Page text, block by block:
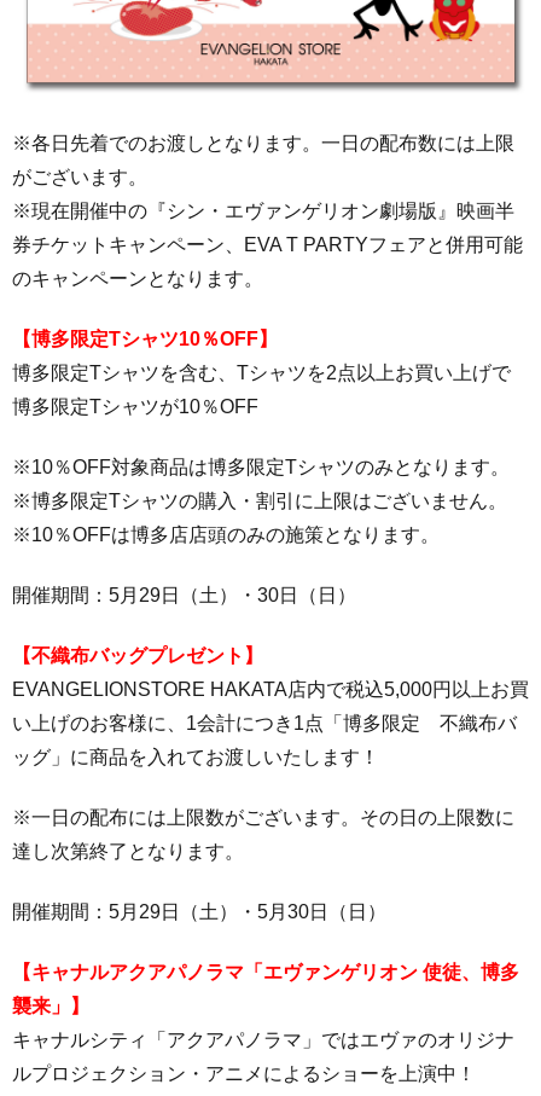
※各日先着でのお渡しとなります。一日の配布数には上限
がございます。
※現在開催中の『シン・エヴァンゲリオン劇場版』映画半
券チケットキャンペーン、EVA T PARTYフェアと併用可能
のキャンペーンとなります。
【博多限定Tシャツ10％OFF】
博多限定Tシャツを含む、Tシャツを2点以上お買い上げで
博多限定Tシャツが10％OFF
※10％OFF対象商品は博多限定Tシャツのみとなります。
※博多限定Tシャツの購入・割引に上限はございません。
※10％OFFは博多店店頭のみの施策となります。
開催期間：5月29日（土）・30日（日）
【不織布バッグプレゼント】
EVANGELIONSTORE HAKATA店内で税込5,000円以上お買
い上げのお客様に、1会計につき1点「博多限定 不織布バ
ッグ」に商品を入れてお渡しいたします！
※一日の配布には上限数がございます。その日の上限数に
達し次第終了となります。
開催期間： 5月29日（土）・ 5月30日（日）
【キャナルアクアパノラマ「エヴァンゲリオン 使徒、博多
襲来」】
キャナルシティ「アクアパノラマ」ではエヴァのオリジナ
ルプロジェクション・アニメによるショーを上演中！